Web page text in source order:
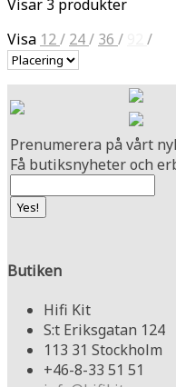
Visar 3 produkter
Visa 12/ 24/ 36 / /
Prenumerera på vårt
Få butiksnyheter och
Butiken
Hifi Kit
S:t Eriksgatan 124
113 31 Stockholm
+46-8-33 51 51